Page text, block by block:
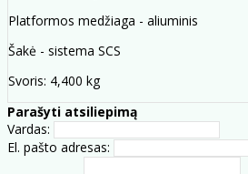
Platformos medžiaga - aliuminis
Šakė - sistema SCS
Svoris: 4,400 kg
Parašyti atsiliepimą
Vardas:
El. pašto adresas: